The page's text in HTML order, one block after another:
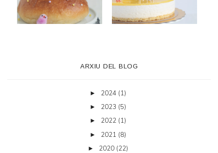
ARXIU DEL BLOG
► 2024 (1)
► 2023 (5)
► 2022 (1)
► 2021 (8)
► 2020 (22)